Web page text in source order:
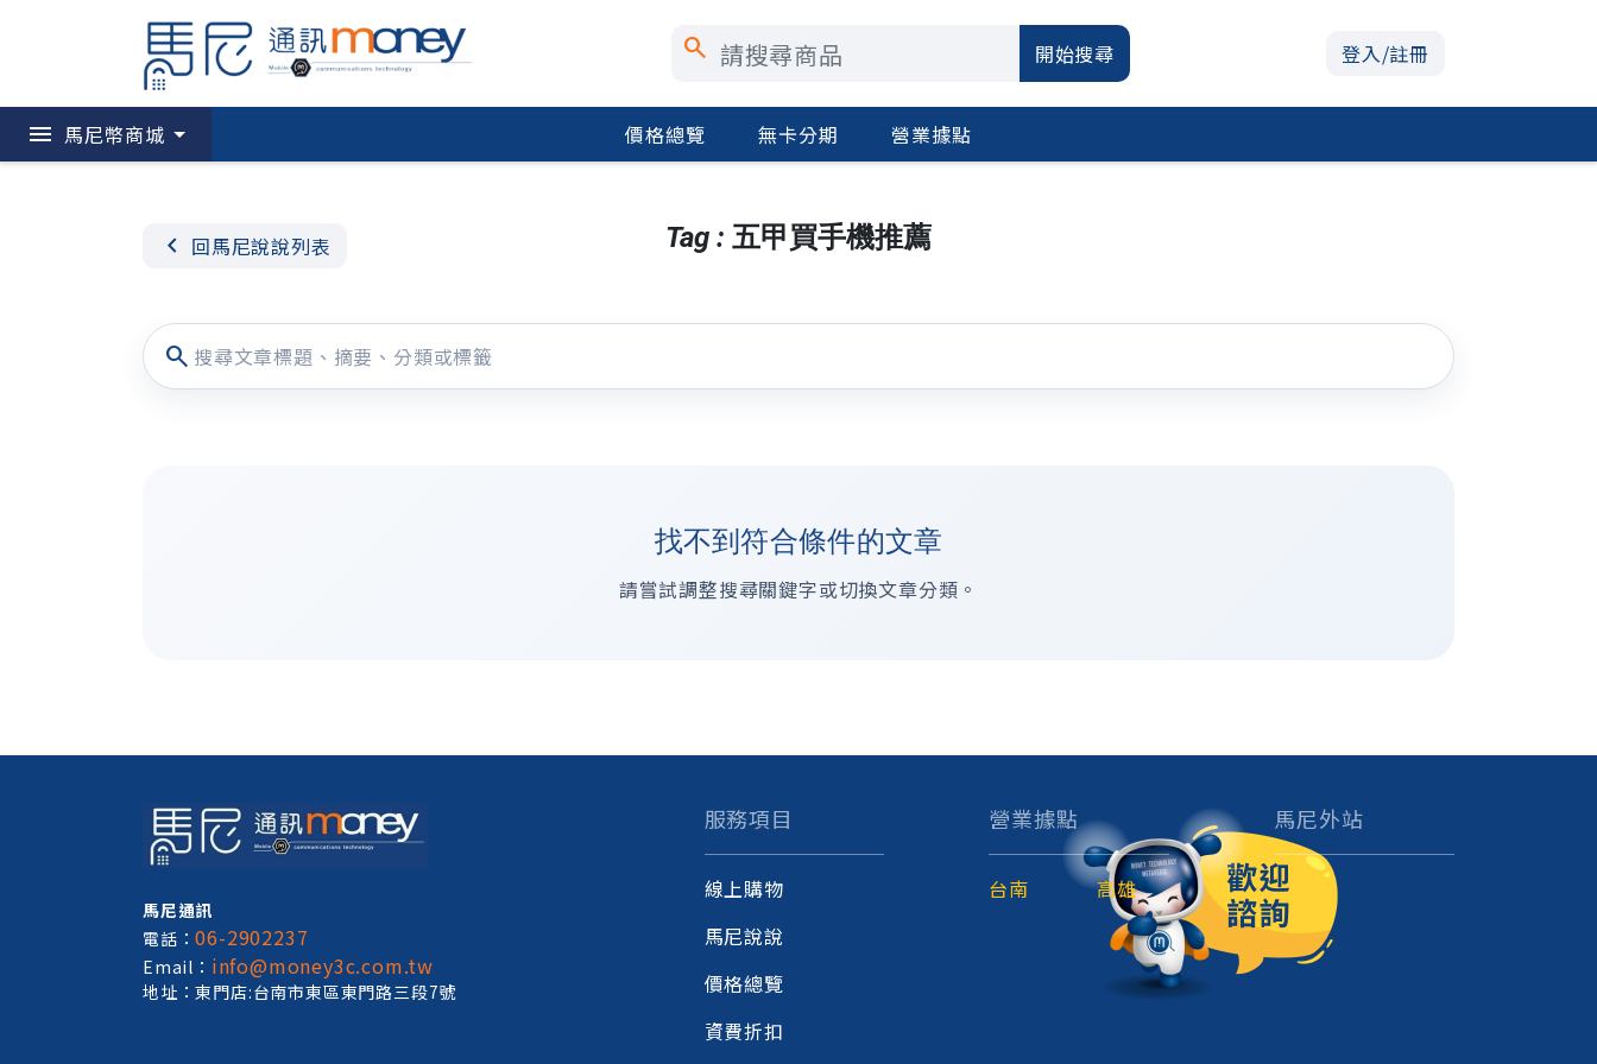
search 開始搜尋 登入/註冊
menu 馬尼幣商城 價格總覽 無卡分期 營業據點
chevron_left 回馬尼說說列表 Tag : 五甲買手機推薦
search
找不到符合條件的文章
請嘗試調整搜尋關鍵字或切換文章分類。
馬尼通訊
電話：06-2902237
Email： info@money3c.com.tw
地址：東門店:台南市東區東門路三段7號
服務項目
線上購物
馬尼說說
價格總覽
資費折扣
營業據點
台南 高雄
馬尼外站